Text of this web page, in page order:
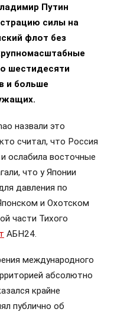
Путин
силы на
флот без
шестидесяти
и больше
назвали это
считал, что Россия
ослабила восточные
что у Японии
давления по
и Охотском
части Тихого
АБН24.
международного
абсолютно
крайне
публично об